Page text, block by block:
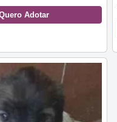
Adotar